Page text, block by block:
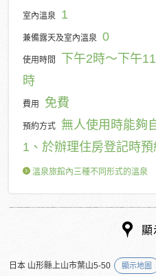
室內溫泉 1
兼備露天及室內溫泉 0
使用時間
下午2時～下午
時
費用 免費
預約方式
無人使用時能夠
1、於辦理住房登記時預
溫泉旅館內三種不同形式的溫泉
顯
日本 山形縣上山市葉山5-50 顯示地圖